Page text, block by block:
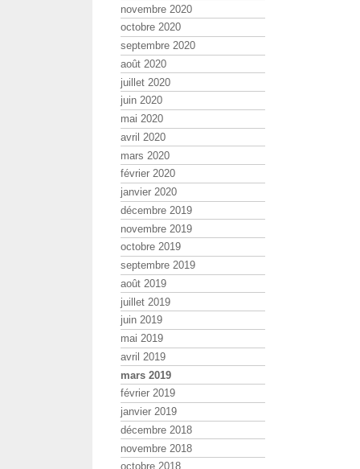
novembre 2020
octobre 2020
septembre 2020
août 2020
juillet 2020
juin 2020
mai 2020
avril 2020
mars 2020
février 2020
janvier 2020
décembre 2019
novembre 2019
octobre 2019
septembre 2019
août 2019
juillet 2019
juin 2019
mai 2019
avril 2019
mars 2019
février 2019
janvier 2019
décembre 2018
novembre 2018
octobre 2018